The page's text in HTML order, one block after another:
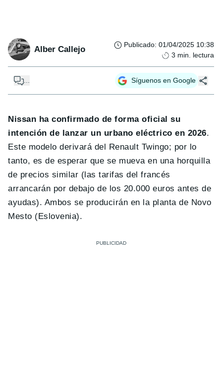
Alber Callejo Publicado: 01/04/2025 10:38
3 min. lectura
... Síguenos en Google
Nissan ha confirmado de forma oficial su
intención de lanzar un urbano eléctrico en 2026.
Este modelo derivará del Renault Twingo; por lo
tanto, es de esperar que se mueva en una horquilla
de precios similar (las tarifas del francés
arrancarán por debajo de los 20.000 euros antes de
ayudas). Ambos se producirán en la planta de Novo
Mesto (Eslovenia).